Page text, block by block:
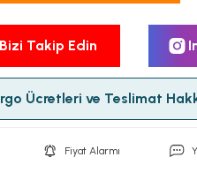
Takip Edin
Ücretleri ve Teslimat
Fiyat Alarmı